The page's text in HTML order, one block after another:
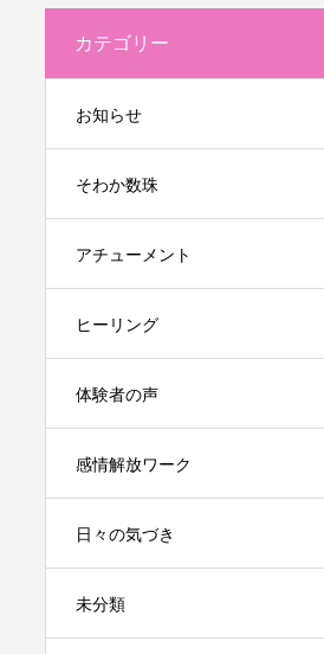
カテゴリー
お知らせ
そわか数珠
アチューメント
ヒーリング
体験者の声
感情解放ワーク
日々の気づき
未分類